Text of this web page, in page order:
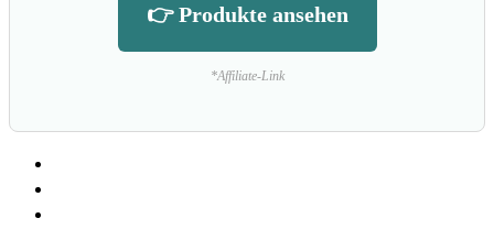
👉 Produkte ansehen
*Affiliate-Link